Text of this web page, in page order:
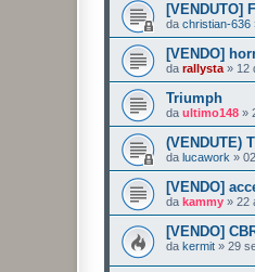
[VENDUTO]
da christian-636
[VENDO]
da rallysta » 12
Triumph
da ultimo148 »
(VENDUTE)
da lucawork »
[VENDO]
da kammy » 22
[VENDO]
da kermit » 29